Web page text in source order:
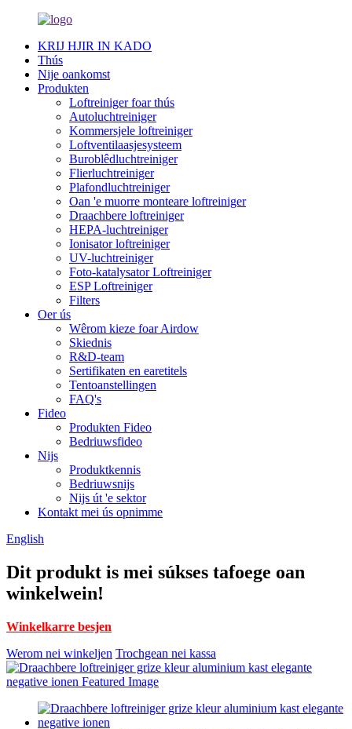
KRIJ HJIR IN KADO
Thús
Nije oankomst
Produkten
Loftreiniger foar thús
Autoluchtreiniger
Kommersjele loftreiniger
Loftventilaasjesysteem
Buroblêdluchtreiniger
Flierluchtreiniger
Plafondluchtreiniger
Oan 'e muorre monteare loftreiniger
Draachbere loftreiniger
HEPA-luchtreiniger
Ionisator loftreiniger
UV-luchtreiniger
Foto-katalysator Loftreiniger
ESP Loftreiniger
Filters
Oer ús
Wêrom kieze foar Airdow
Skiednis
R&D-team
Sertifikaten en earetitels
Tentoanstellingen
FAQ's
Fideo
Produkten Fideo
Bedriuwsfideo
Nijs
Produktkennis
Bedriuwsnijs
Nijs út 'e sektor
Kontakt mei ús opnimme
English
Dit produkt is mei súkses tafoege oan
winkelwein!
Winkelkarre besjen
Werom nei winkeljen Trochgean nei kassa